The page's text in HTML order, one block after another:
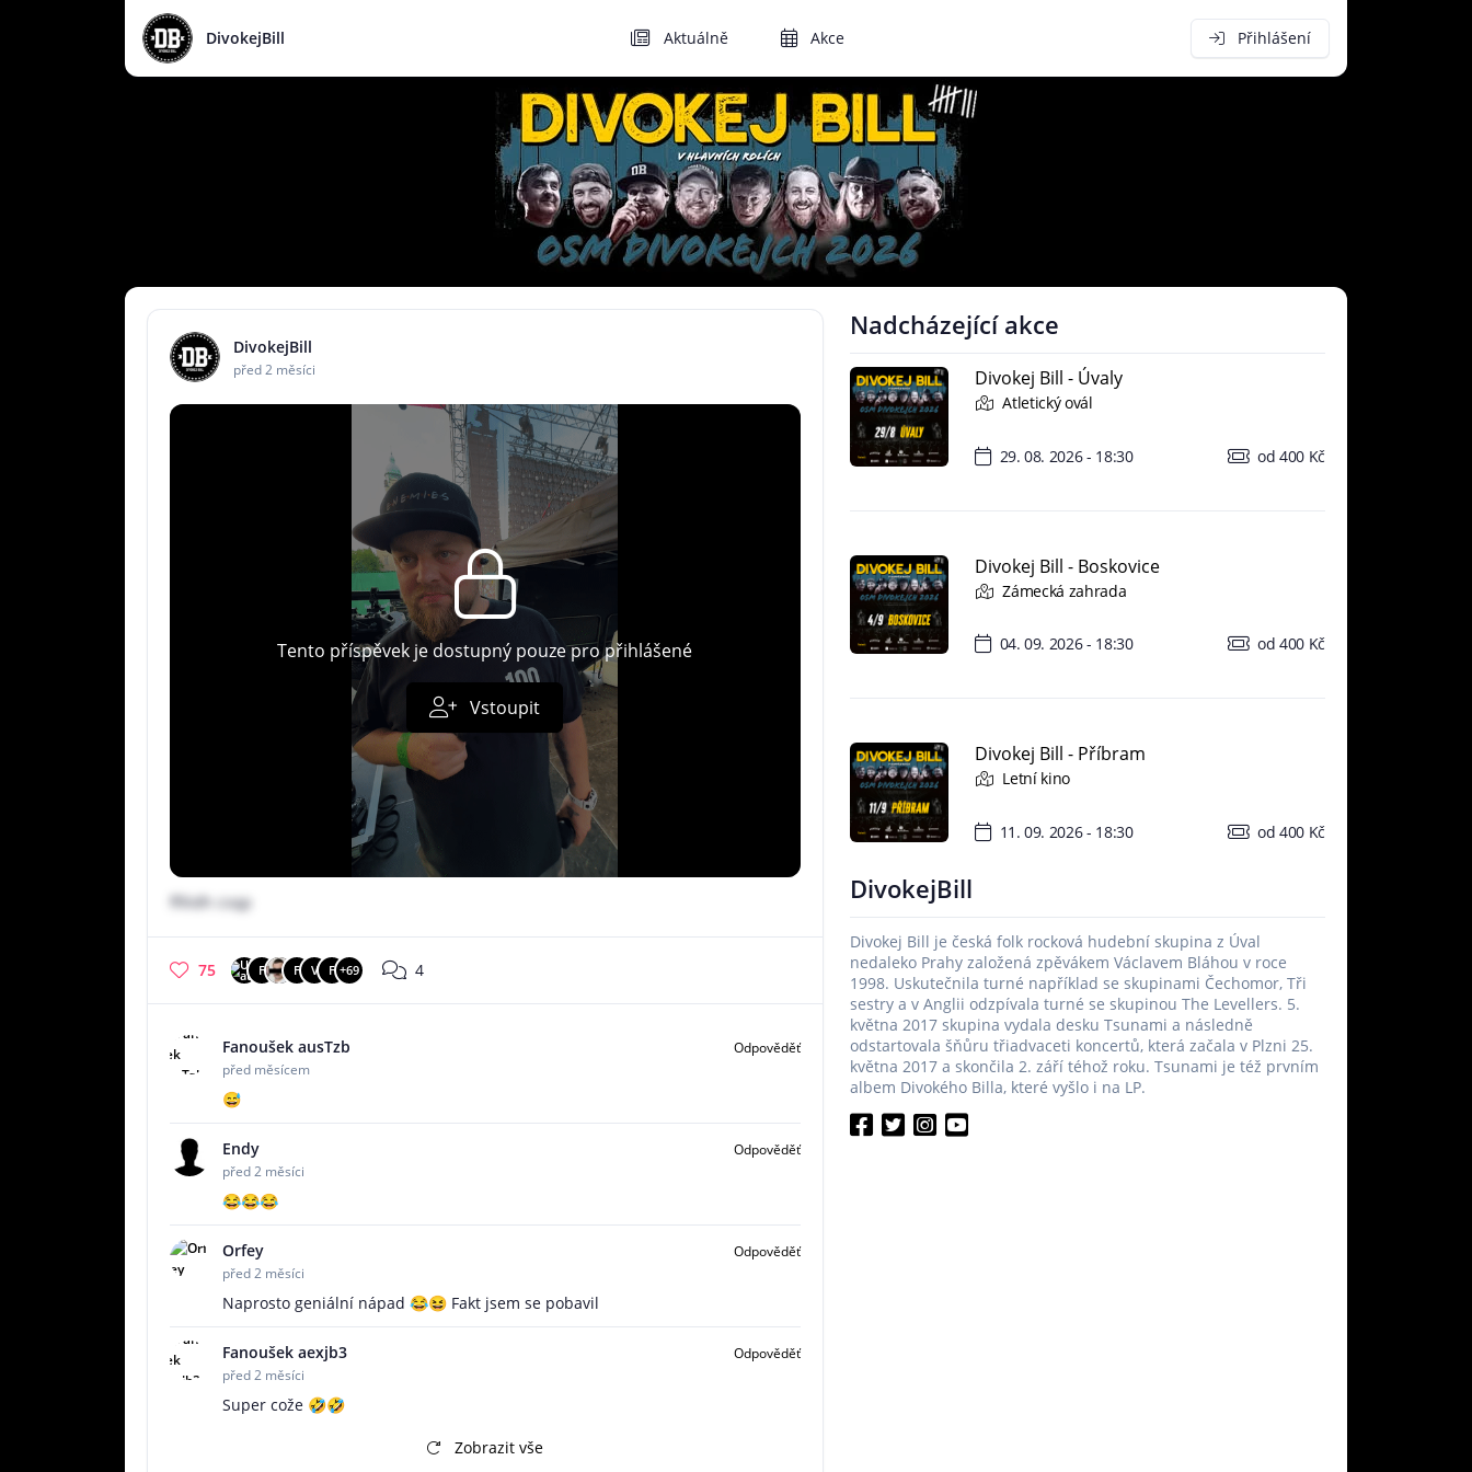
DivokejBill Aktuálně Akce Přihlášení
DivokejBill
před 2 měsíci
Tento příspěvek je dostupný pouze pro přihlášené
Vstoupit
ffilidh csqp
75 F F V F +69 4
Fanoušek ausTzb
Odpověděť
před měsícem
😅
Endy
Odpověděť
před 2 měsíci
😂😂😂
Orfey
Odpověděť
před 2 měsíci
Naprosto geniální nápad 😂😆 Fakt jsem se pobavil
Fanoušek aexjb3
Odpověděť
před 2 měsíci
Super cože 🤣🤣
Zobrazit vše
Nadcházející akce
Divokej Bill - Úvaly
Atletický ovál
29. 08. 2026 - 18:30 od 400 Kč
Divokej Bill - Boskovice
Zámecká zahrada
04. 09. 2026 - 18:30 od 400 Kč
Divokej Bill - Příbram
Letní kino
11. 09. 2026 - 18:30 od 400 Kč
DivokejBill
Divokej Bill je česká folk rocková hudební skupina z Úval
nedaleko Prahy založená zpěvákem Václavem Bláhou v roce
1998. Uskutečnila turné například se skupinami Čechomor, Tři
sestry a v Anglii odzpívala turné se skupinou The Levellers. 5.
května 2017 skupina vydala desku Tsunami a následně
odstartovala šňůru třiadvaceti koncertů, která začala v Plzni 25.
května 2017 a skončila 2. září téhož roku. Tsunami je též prvním
albem Divokého Billa, které vyšlo i na LP.